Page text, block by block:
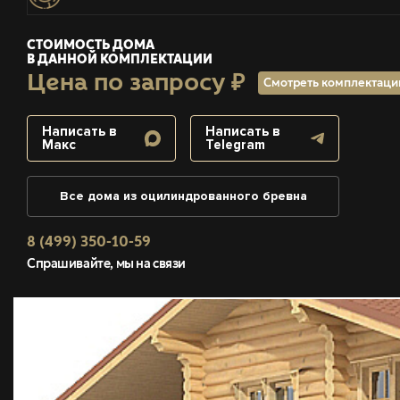
СТОИМОСТЬ ДОМА
В ДАННОЙ КОМПЛЕКТАЦИИ
Цена по запросу ₽ Смотреть
Написать в
Макс
Написать в
Telegram
Все дома из оцилиндрованного бревна
8 (499) 350-10-59
Спрашивайте, мы на связи